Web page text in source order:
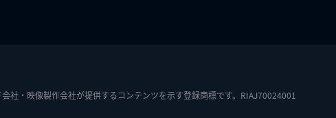
社・映像製作会社が提供するコンテンツを示す登録商標です。RIAJ70024001